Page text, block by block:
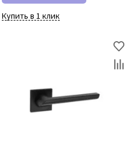
Купить в 1 клик